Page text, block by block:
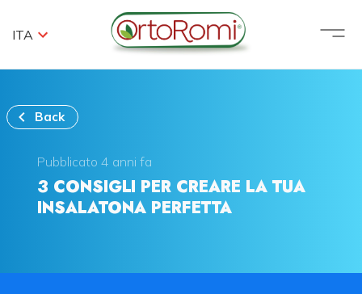
ITA
Back
Pubblicato 4 anni fa
3 CONSIGLI PER CREARE LA TUA
INSALATONA PERFETTA